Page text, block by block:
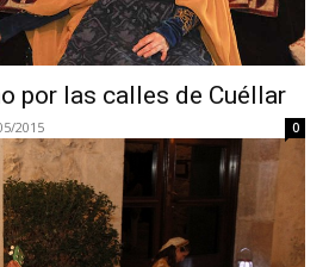
por las calles de Cuéllar
2015 0